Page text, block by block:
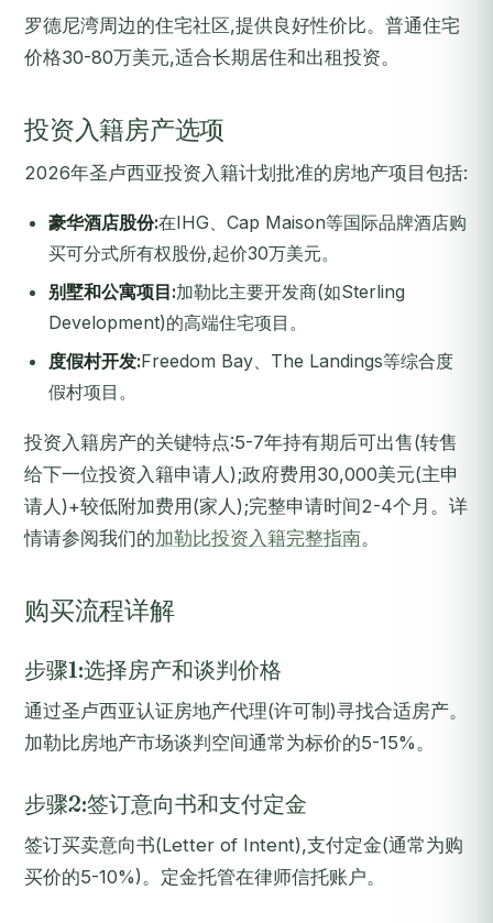
罗德尼湾周边的住宅社区,提供良好性价比。普通住宅
价格30-80万美元,适合长期居住和出租投资。
投资入籍房产选项
2026年圣卢西亚投资入籍计划批准的房地产项目包括:
豪华酒店股份:在IHG、Cap Maison等国际品牌酒店购
买可分式所有权股份,起价30万美元。
别墅和公寓项目:加勒比主要开发商(如Sterling
Development)的高端住宅项目。
度假村开发:Freedom Bay、The Landings等综合度
假村项目。
投资入籍房产的关键特点:5-7年持有期后可出售(转售
给下一位投资入籍申请人);政府费用30,000美元(主申
请人)+较低附加费用(家人);完整申请时间2-4个月。详
情请参阅我们的加勒比投资入籍完整指南。
购买流程详解
步骤1:选择房产和谈判价格
通过圣卢西亚认证房地产代理(许可制)寻找合适房产。
加勒比房地产市场谈判空间通常为标价的5-15%。
步骤2:签订意向书和支付定金
签订买卖意向书(Letter of Intent),支付定金(通常为购
买价的5-10%)。定金托管在律师信托账户。